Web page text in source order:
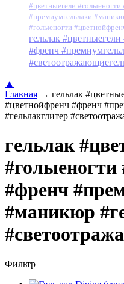
#цветныегели
#премиумгельлаки
#голыеногти
гельлак
#френч
▲
Главная → гельлак
#цветнойфренч #френч
#гельлакглитер
гельлак
#френч
#маникюр
Фильтр